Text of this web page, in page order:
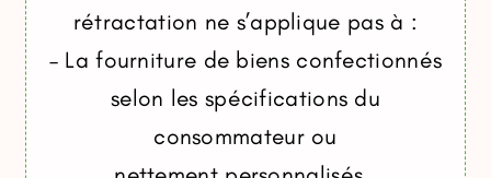
rétractation ne s’applique pas à :
– La fourniture de biens confectionnés
selon les spécifications du
consommateur ou